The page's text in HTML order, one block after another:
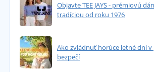
Objavte TEE JAYS - prémiovú
tradíciou od roku 1976
Ako zvládnuť horúce letné dni v
bezpečí